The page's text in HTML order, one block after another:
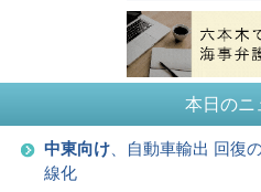
本日のニ
中東向け 、自動車輸出 回復
線化